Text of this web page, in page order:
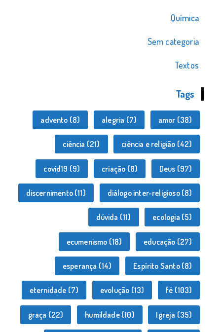
Química
Sem categoria
Textos
Tags
advento (8) alegria (7) amor (38)
ciência (21) ciência e religião (42)
covid19 (9) criação (8) Deus (97)
discernimento(11) diálogo inter-religioso(8)
dúvida (11) ecologia (5)
ecumenismo (18) educação (27)
esperança (14) Espírito Santo(8)
eternidade (7) evolução (13) fé (103)
graça (22) humildade(10) Igreja (35)